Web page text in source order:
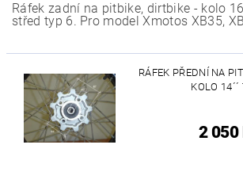
Ráfek zadní na pitbike, dirtbike - kolo
střed typ 6. Pro model Xmotos XB35,
RÁFEK PŘEDNÍ NA
KOLO
2 050